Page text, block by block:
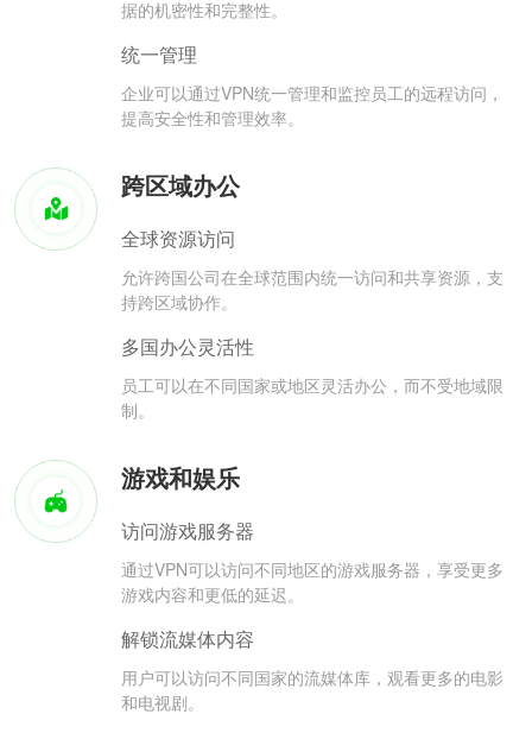
据的机密性和完整性。
统一管理
企业可以通过VPN统一管理和监控员工的远程访问，
提高安全性和管理效率。
跨区域办公
全球资源访问
允许跨国公司在全球范围内统一访问和共享资源，支
持跨区域协作。
多国办公灵活性
员工可以在不同国家或地区灵活办公，而不受地域限
制。
游戏和娱乐
访问游戏服务器
通过VPN可以访问不同地区的游戏服务器，享受更多
游戏内容和更低的延迟。
解锁流媒体内容
用户可以访问不同国家的流媒体库，观看更多的电影
和电视剧。